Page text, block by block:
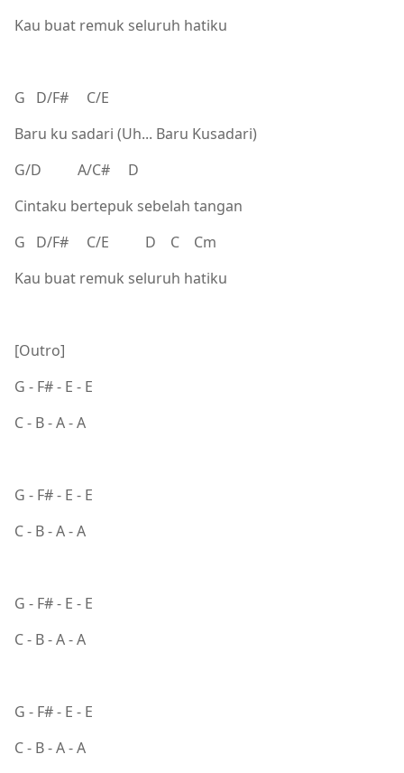
Kau buat remuk seluruh hatiku
G D/F# C/E
Baru ku sadari (Uh... Baru Kusadari)
G/D A/C# D
Cintaku bertepuk sebelah tangan
G D/F# C/E D C Cm
Kau buat remuk seluruh hatiku
[Outro]
G - F# - E - E
C - B - A - A
G - F# - E - E
C - B - A - A
G - F# - E - E
C - B - A - A
G - F# - E - E
C - B - A - A